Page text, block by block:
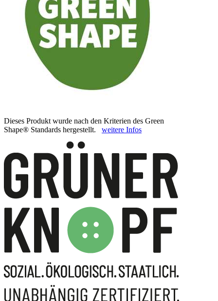
Dieses Produkt wurde nach den Kriterien des Green
Shape® Standards hergestellt. weitere Infos